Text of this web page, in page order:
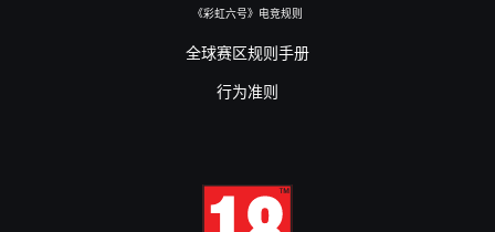
《彩虹六号》电竞规则
全球赛区规则手册
行为准则